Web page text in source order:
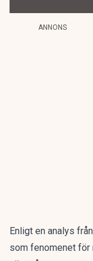
ANNONS
Enligt en analys
som fenomenet för